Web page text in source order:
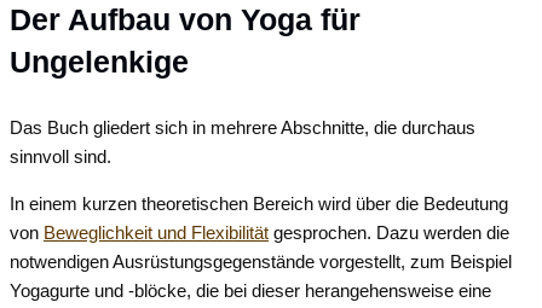
Der Aufbau von Yoga für
Ungelenkige
Das Buch gliedert sich in mehrere Abschnitte, die durchaus
sinnvoll sind.
In einem kurzen theoretischen Bereich wird über die Bedeutung
von Beweglichkeit und Flexibilität gesprochen. Dazu werden die
notwendigen Ausrüstungsgegenstände vorgestellt, zum Beispiel
Yogagurte und -blöcke, die bei dieser herangehensweise eine